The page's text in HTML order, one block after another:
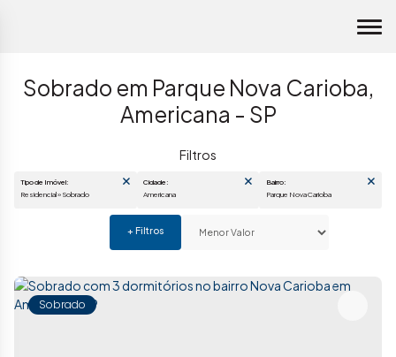
Sobrado em Parque Nova Carioba,
Americana - SP
Americana
Sobrado